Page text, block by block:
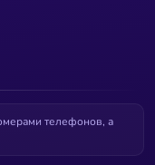
телефонов, а